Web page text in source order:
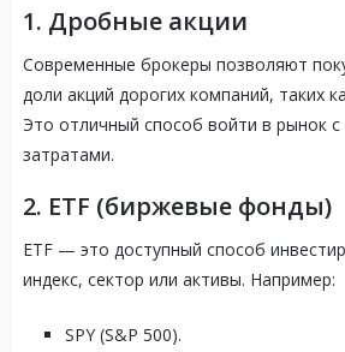
1. Дробные акции
Современные брокеры позволяют
доли акций дорогих компаний, таких
Это отличный способ войти в рынок
затратами.
2. ETF (биржевые фонды)
ETF — это доступный способ
индекс, сектор или активы. Например:
SPY (S&P 500).